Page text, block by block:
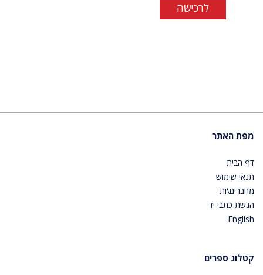
לרכישה
מפת האתר
דף הבית
תנאי שימוש
מחברים\ות
הגשת כתבי יד
English
קטלוג ספרים